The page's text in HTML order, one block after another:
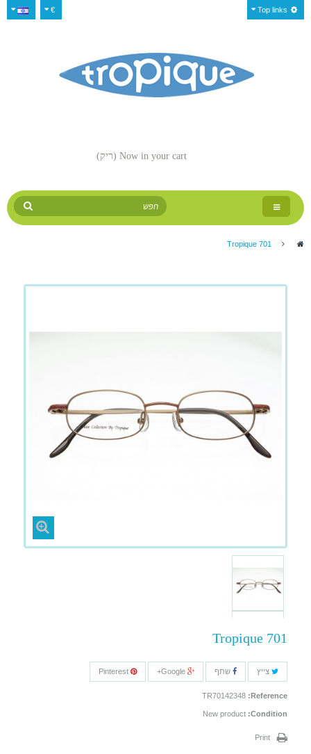
€ Top links
Now in your cart (ריק)
Toggle
navigation
>
Tropique 701
צייץ שתף
Reference:
TR70142348
Condition:
New product
Print